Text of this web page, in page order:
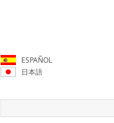
ESPAÑOL
日本語